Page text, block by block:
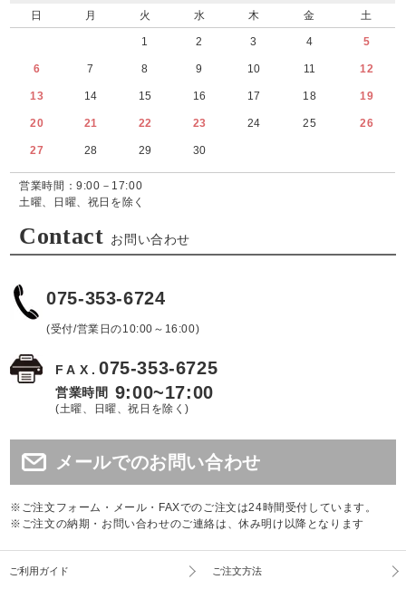
日 月 火 水 木 金 土
1 2 3 4 5
6 7 8 9 10 11 12
13 14 15 16 17 18 19
20 21 22 23 24 25 26
27 28 29 30
営業時間：9:00－17:00
土曜、日曜、祝日を除く
Contact お問い合わせ
075-353-6724
(受付/営業日の10:00～16:00)
FAX.075-353-6725
営業時間 9:00~17:00
(土曜、日曜、祝日を除く)
メールでのお問い合わせ
※ご注文フォーム・メール・FAXでのご注文は24時間受付しています。
※ご注文の納期・お問い合わせのご連絡は、休み明け以降となります
ご利用ガイド ご注文方法